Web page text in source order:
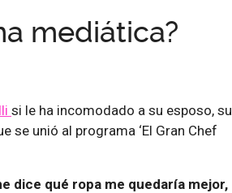
mediática?
si le ha incomodado a su esposo, su
se unió al programa ‘El Gran Chef
dice qué ropa me quedaría mejor,